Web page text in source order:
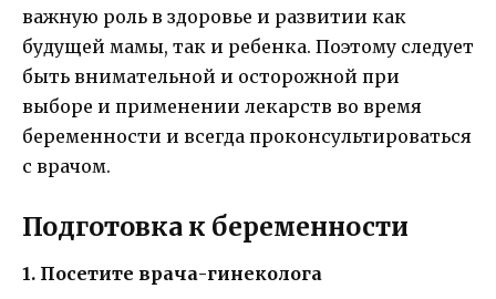
важную роль в здоровье и развитии как
будущей мамы, так и ребенка. Поэтому следует
быть внимательной и осторожной при
выборе и применении лекарств во время
беременности и всегда проконсультироваться
с врачом.
Подготовка к беременности
1. Посетите врача-гинеколога